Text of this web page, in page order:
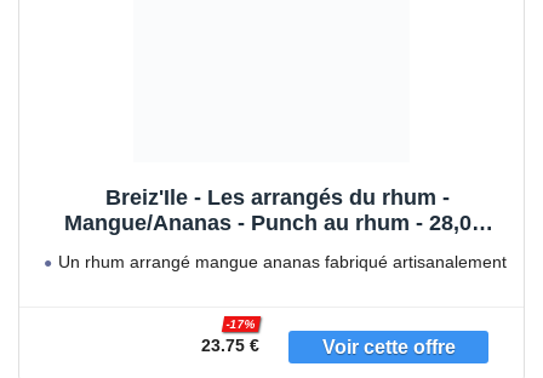
Breiz'Ile - Les arrangés du rhum -
Mangue/Ananas - Punch au rhum - 28,0%
Un rhum arrangé mangue ananas fabriqué artisanalement
23.75 €
-17%